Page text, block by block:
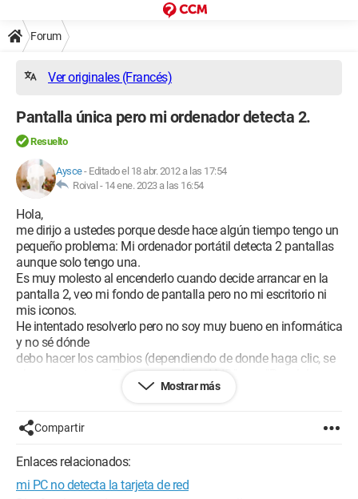
Forum
Ver originales (Francés)
Pantalla única pero mi ordenador detecta 2.
Resuelto
Aysce- Editado el 18 abr. 2012 a las 17:54
Roival - 14 ene. 2023 a las 16:54
Hola,
me dirijo a ustedes porque desde hace algún tiempo tengo un
pequeño problema: Mi ordenador portátil detecta 2 pantallas
aunque solo tengo una.
Es muy molesto al encenderlo cuando decide arrancar en la
pantalla 2, veo mi fondo de pantalla pero no mi escritorio ni
mis iconos.
He intentado resolverlo pero no soy muy bueno en informática
y no sé dónde
debo hacer los cambios (dependiendo de donde haga clic, se
abre una ventana "Radeon graphics AMD" o un "Panel de
control gráfico y multimedia Intel" con prácticamente las
Si alguien ha enfrentado este problema o sabe cómo
resolverlo, contáctenme.
Les agradezco.
Mostrar más
Compartir
Enlaces relacionados:
mi PC no detecta la tarjeta de red